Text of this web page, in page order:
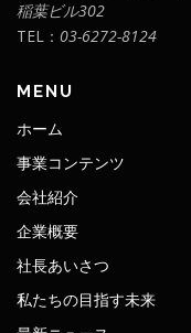
東京都千代田区神田
E-MAIL：
稲葉ビル302
TEL： 03-6272-8124
MENU
ホーム
事業コンテンツ
会社紹介
企業概要
社長あいさつ
私たちの目指す未来